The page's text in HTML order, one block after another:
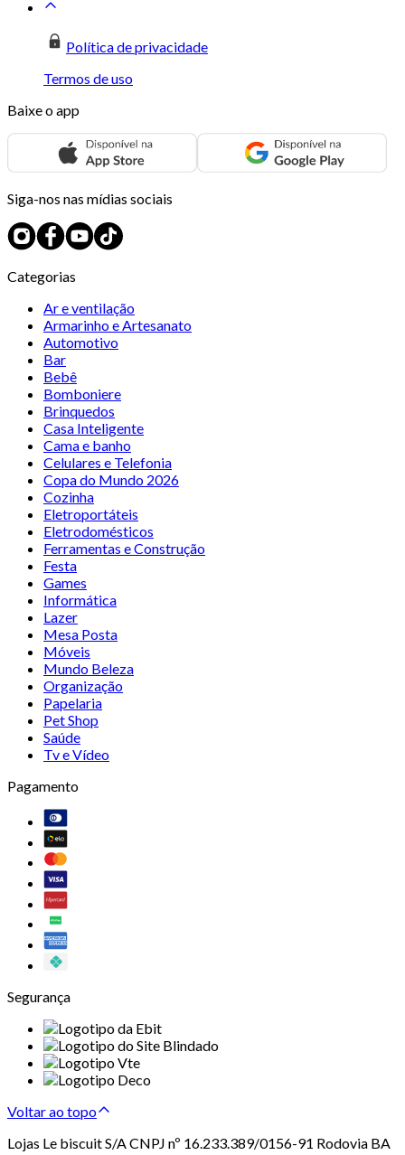
Política de privacidade
Termos de uso
Baixe o app
Siga-nos nas mídias sociais
Categorias
Ar e ventilação
Armarinho e Artesanato
Automotivo
Bar
Bebê
Bomboniere
Brinquedos
Casa Inteligente
Cama e banho
Celulares e Telefonia
Copa do Mundo 2026
Cozinha
Eletroportáteis
Eletrodomésticos
Ferramentas e Construção
Festa
Games
Informática
Lazer
Mesa Posta
Móveis
Mundo Beleza
Organização
Papelaria
Pet Shop
Saúde
Tv e Vídeo
Pagamento
Segurança
Voltar ao topo
Lojas Le biscuit S/A CNPJ nº 16.233.389/0156-91 Rodovia BA